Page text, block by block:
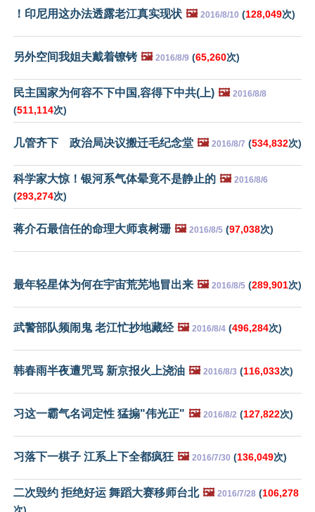
！印尼用这办法透露老江真实现状 🖼️ 2016/8/10 (128,049次)
另外空间我姐夫戴着镣铐 🖼️ 2016/8/9 (65,260次)
民主国家为何容不下中国,容得下中共(上) 🖼️ 2016/8/8
(511,114次)
几管齐下 政治局决议搬迁毛纪念堂 🖼️ 2016/8/7 (534,832次)
科学家大惊！银河系气体晕竟不是静止的 🖼️ 2016/8/6
(293,274次)
蒋介石最信任的命理大师袁树珊 🖼️ 2016/8/5 (97,038次)
最年轻星体为何在宇宙荒芜地冒出来 🖼️ 2016/8/5 (289,901次)
武警部队频闹鬼 老江忙抄地藏经 🖼️ 2016/8/4 (496,284次)
韩春雨半夜遭咒骂 新京报火上浇油 🖼️ 2016/8/3 (116,033次)
习这一霸气名词定性 猛搧"伟光正" 🖼️ 2016/8/2 (127,822次)
习落下一棋子 江系上下全都疯狂 🖼️ 2016/7/30 (136,049次)
二次毁约 拒绝好运 舞蹈大赛移师台北 🖼️ 2016/7/28 (106,278